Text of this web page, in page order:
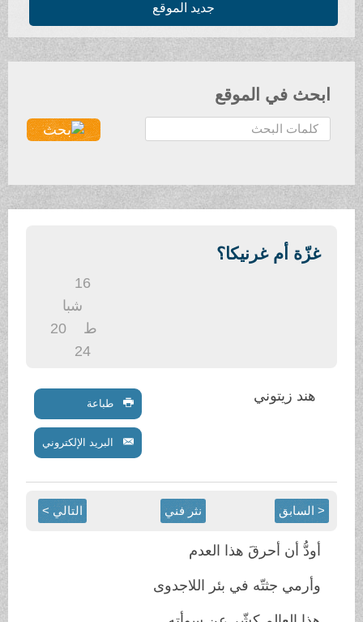
جديد الموقع
ابحث في الموقع
ح
ث
غزّة أم غرنيكا؟
شبا
24
هند زيتوني طباعة
البريد الإلكتروني
< السابق نثر فني التالي >
أودُّ أن أحرقَ هذا العدم
وأرمي جثتّه في بئر اللاجدوى